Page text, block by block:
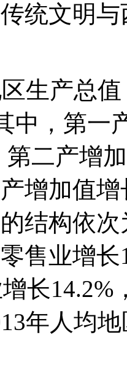
统文明
生产总
中，第一
二产增
增加值
结构依
售业增
长
年人均